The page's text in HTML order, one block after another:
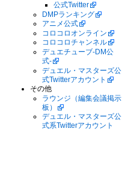
公式Twitter
DMPランキング
アニメ公式
コロコロオンライン
コロコロチャンネル
デュエチューブ-DM公
式-
デュエル・マスターズ公
式Twitterアカウント
その他
ラウンジ（編集会議掲示
板）
デュエル・マスターズ公
式系Twitterアカウント